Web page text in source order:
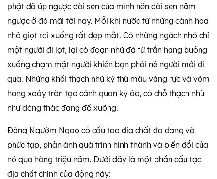
phật đã úp ngược đài sen của mình nên đài sen nằm
ngược ở đó mãi tới nay. Mỗi khi nước từ những cánh hoa
nhỏ giọt rơi xuống rất đẹp mắt. Có những ngách nhỏ chỉ
một người đi lọt, lại có đoạn nhũ đá từ trần hang buông
xuống chạm mặt người khiến bạn phải né người mới đi
qua. Những khối thạch nhũ kỳ thú màu vàng rực và vòm
hang xoáy tròn tạo cảnh quan kỳ ảo, có chỗ thạch nhũ
như dòng thác đang đổ xuống.
Động Ngườm Ngao có cấu tạo địa chất đa dạng và
phức tạp, phản ánh quá trình hình thành và biến đổi của
nó qua hàng triệu năm. Dưới đây là một phần cấu tạo
địa chất chính của động này: